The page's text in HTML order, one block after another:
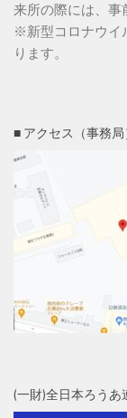
来所の際には、事
※新型コロナウイ
ります。
■ アクセス（事務局
(一財)全日本ろうあ